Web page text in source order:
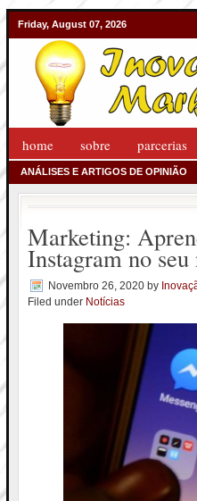
Friday, August 07, 2026
home sobre parcerias
ANÁLISES E ARTIGOS DE OPINIÃO
Marketing:
Instagram no
Novembro 26, 2020 by
Filed under Notícias